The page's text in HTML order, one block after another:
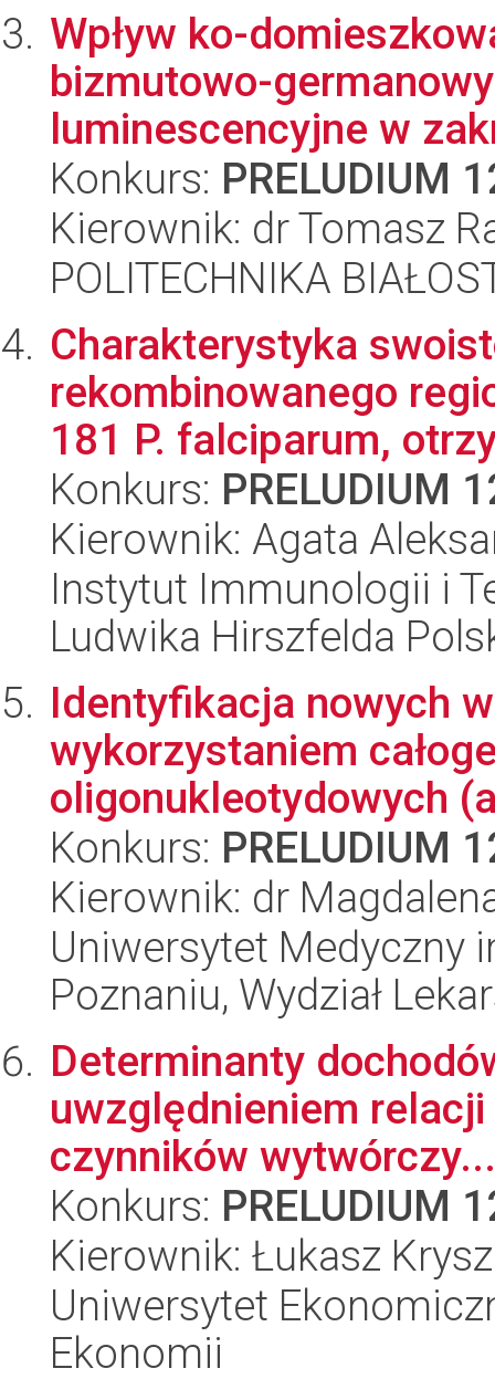
Wpływ ko-
bizmutowo-
luminescencyjne w
Konkurs: PRELUDIUM
Kierownik: dr Tomasz
POLITECHNIKA
Charakterystyka
rekombinowanego
181 P. falciparum,
Konkurs: PRELUDIUM
Kierownik: Agata
Instytut Immunologii i
Ludwika Hirszfelda
Identyfikacja nowych
wykorzystaniem
oligonukleotydowych
Konkurs: PRELUDIUM
Kierownik: dr
Uniwersytet Medyczny
Poznaniu, Wydział
Determinanty
uwzględnieniem
czynników wytwórczy...
Konkurs: PRELUDIUM
Kierownik: Łukasz
Uniwersytet
Ekonomii